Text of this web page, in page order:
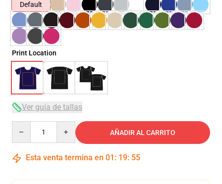
Default
Print Location
Ver guía de tallas
AÑADIR AL CARRITO
Esta venta termina en 01 : 19: 54